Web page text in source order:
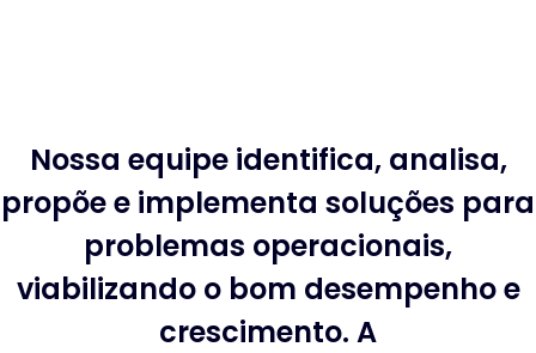
Nossa equipe identifica, analisa,
propõe e implementa soluções para
problemas operacionais,
viabilizando o bom desempenho e
crescimento. A